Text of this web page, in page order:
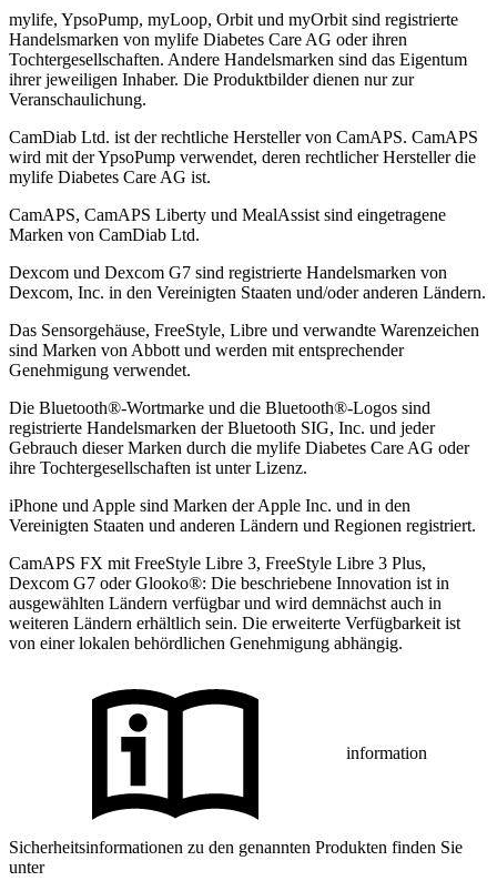
mylife, YpsoPump, myLoop, Orbit und myOrbit sind registrierte
Handelsmarken von mylife Diabetes Care AG oder ihren
Tochtergesellschaften. Andere Handelsmarken sind das Eigentum
ihrer jeweiligen Inhaber. Die Produktbilder dienen nur zur
Veranschaulichung.
CamDiab Ltd. ist der rechtliche Hersteller von CamAPS. CamAPS
wird mit der YpsoPump verwendet, deren rechtlicher Hersteller die
mylife Diabetes Care AG ist.
CamAPS, CamAPS Liberty und MealAssist sind eingetragene
Marken von CamDiab Ltd.
Dexcom und Dexcom G7 sind registrierte Handelsmarken von
Dexcom, Inc. in den Vereinigten Staaten und/oder anderen Ländern.
Das Sensorgehäuse, FreeStyle, Libre und verwandte Warenzeichen
sind Marken von Abbott und werden mit entsprechender
Genehmigung verwendet.
Die Bluetooth®-Wortmarke und die Bluetooth®-Logos sind
registrierte Handelsmarken der Bluetooth SIG, Inc. und jeder
Gebrauch dieser Marken durch die mylife Diabetes Care AG oder
ihre Tochtergesellschaften ist unter Lizenz.
iPhone und Apple sind Marken der Apple Inc. und in den
Vereinigten Staaten und anderen Ländern und Regionen registriert.
CamAPS FX mit FreeStyle Libre 3, FreeStyle Libre 3 Plus,
Dexcom G7 oder Glooko®: Die beschriebene Innovation ist in
ausgewählten Ländern verfügbar und wird demnächst auch in
weiteren Ländern erhältlich sein. Die erweiterte Verfügbarkeit ist
von einer lokalen behördlichen Genehmigung abhängig.
information
Sicherheitsinformationen zu den genannten Produkten finden Sie
unter